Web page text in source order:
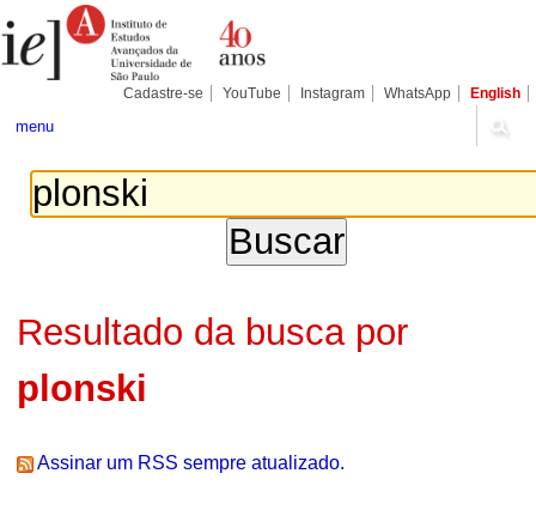
para
conteúdo.
Pessoais
Cadastre-se YouTube Instagram WhatsApp English
menu
Resultado da busca por
plonski
Assinar um RSS sempre atualizado.